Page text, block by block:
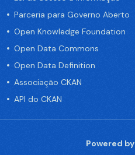
Parceria para Governo Aberto
Open Knowledge Foundation
Open Data Commons
Open Data Definition
Associação CKAN
API do CKAN
Powered by